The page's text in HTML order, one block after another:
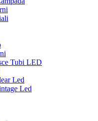
Tubi LED
Led
Led